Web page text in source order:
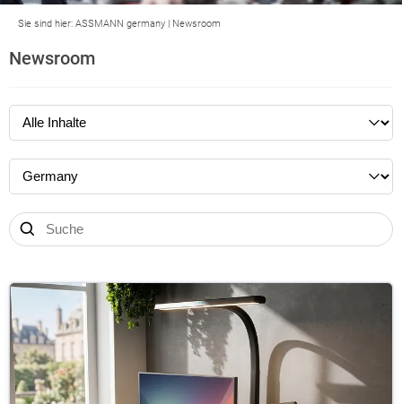
Sie sind hier: ASSMANN germany | Newsroom
Newsroom